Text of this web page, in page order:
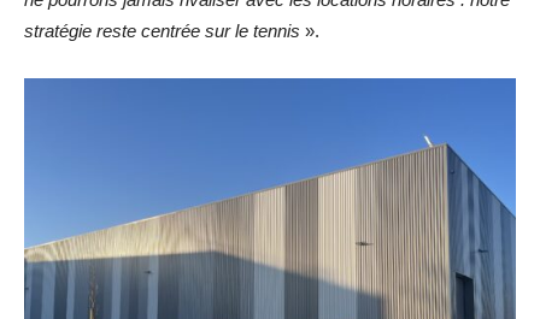
stratégie reste centrée surle tennis ».